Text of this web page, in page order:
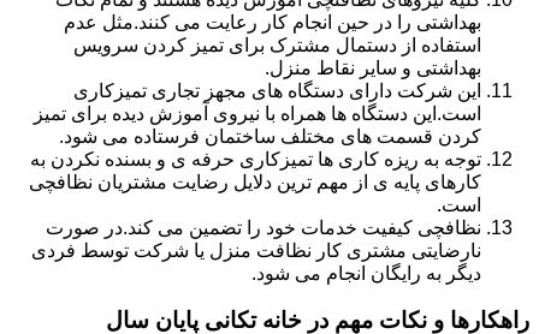
بهداشتی را در حین انجام کار رعایت می کنند.مثل عدم
استفاده از دستمال مشترک برای تمیز کردن سرویس
بهداشتی و سایر نقاط منزل.
این شرکت دارای دستگاه های مجهز تجاری تمیزکاری
است.این دستگاه ها همراه با نیروی آموزش دیده برای تمیز
کردن قسمت های مختلف ساختمان فرستاده می شود.
توجه به ریزه کاری ها تمیزکاری حرفه ی و بسنده نکردن به
کارهای پایه ی از مهم ترین دلایل رضایت مشتریان نظافچی
است.
نظافچی کیفیت خدمات خود را تضمین می کند.در صورت
نارضایتی مشتری کار نظافت منزل یا شرکت توسط فردی
دیگر به رایگان انجام می شود.
راهکارها و نکات مهم در خانه تکانی پایان سال